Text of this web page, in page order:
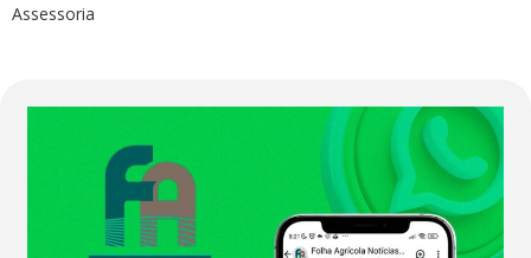
Assessoria